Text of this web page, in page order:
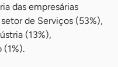
das empresárias
de Serviços (53%),
(13%),
(1%).